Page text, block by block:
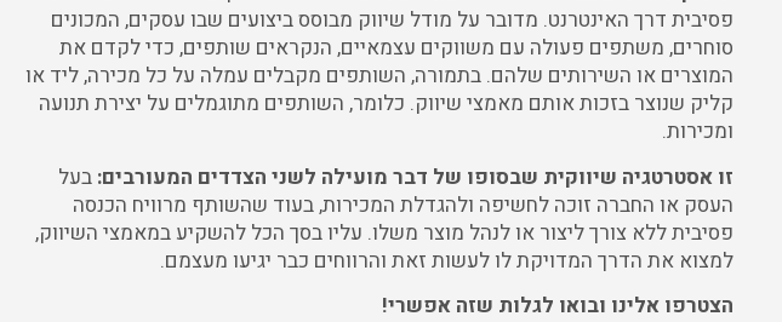
פסיבית דרך האינטרנט. מדובר על מודל שיווק מבוסס ביצועים שבו עסקים, המכונים
סוחרים, משתפים פעולה עם משווקים עצמאיים, הנקראים שותפים, כדי לקדם את
המוצרים או השירותים שלהם. בתמורה, השותפים מקבלים עמלה על כל מכירה, ליד או
קליק שנוצר בזכות אותם מאמצי שיווק. כלומר, השותפים מתוגמלים על יצירת תנועה
ומכירות.
זו אסטרטגיה שיווקית שבסופו של דבר מועילה לשני הצדדים המעורבים: בעל
העסק או החברה זוכה לחשיפה ולהגדלת המכירות, בעוד שהשותף מרוויח הכנסה
פסיבית ללא צורך ליצור או לנהל מוצר משלו. עליו בסך הכל להשקיע במאמצי השיווק,
למצוא את הדרך המדויקת לו לעשות זאת והרווחים כבר יגיעו מעצמם.
הצטרפו אלינו ובואו לגלות שזה אפשרי!